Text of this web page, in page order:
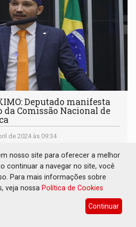
Deputado manifesta
da Comissão Nacional de
de 2024 às 09:34
o Decreto nº 11.999
nosso site para oferecer a melhor
continuar a navegar no site, você
Para mais informações sobre
veja nossa Política de Cookies
Continuar